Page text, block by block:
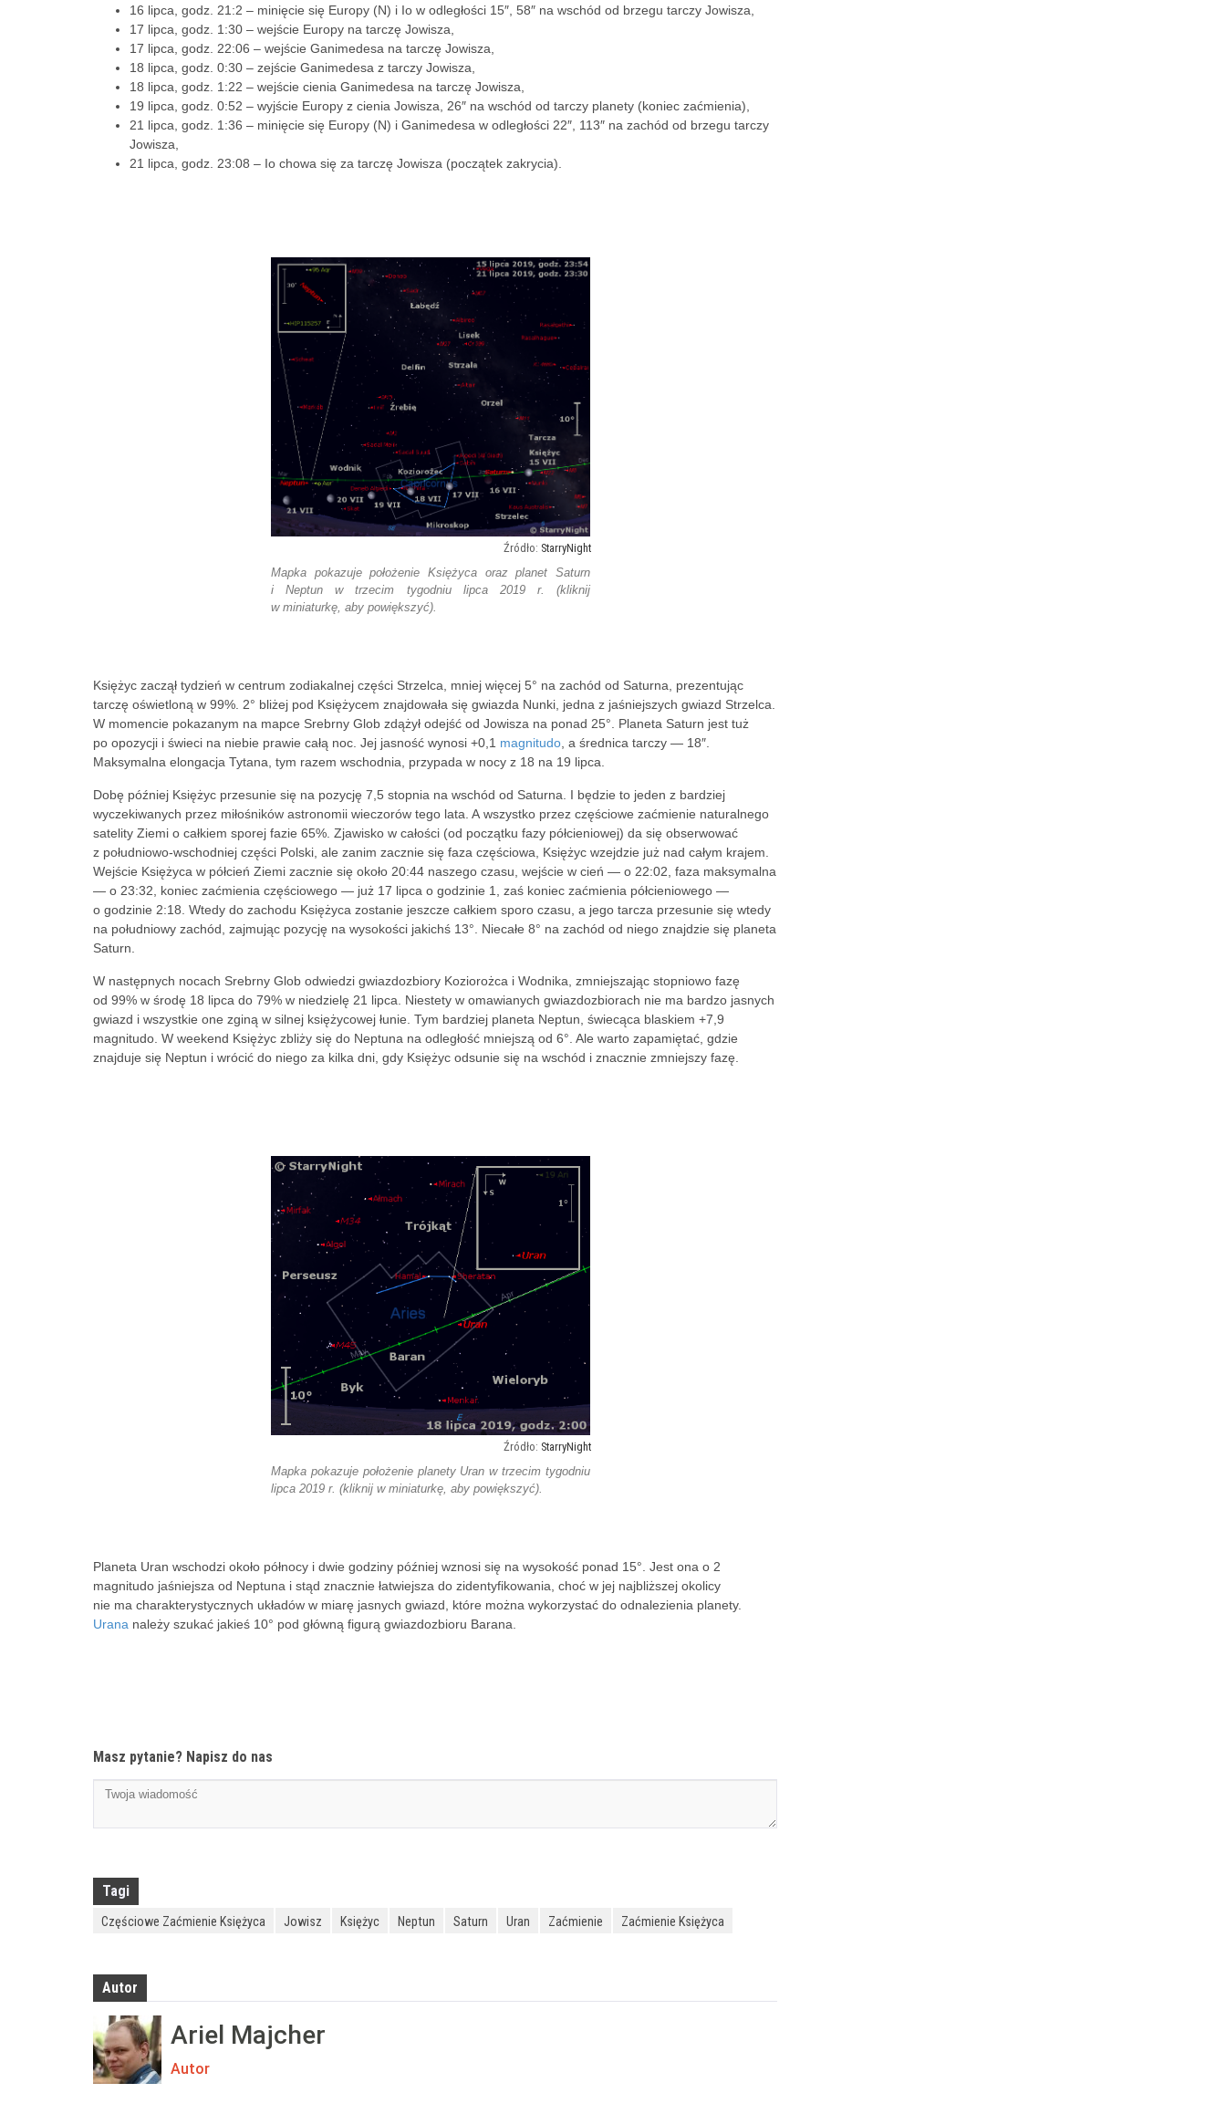
16 lipca, godz. 21:2 – minięcie się Europy (N) i Io w odległości 15″, 58″ na wschód od brzegu tarczy Jowisza,
17 lipca, godz. 1:30 – wejście Europy na tarczę Jowisza,
17 lipca, godz. 22:06 – wejście Ganimedesa na tarczę Jowisza,
18 lipca, godz. 0:30 – zejście Ganimedesa z tarczy Jowisza,
18 lipca, godz. 1:22 – wejście cienia Ganimedesa na tarczę Jowisza,
19 lipca, godz. 0:52 – wyjście Europy z cienia Jowisza, 26″ na wschód od tarczy planety (koniec zaćmienia),
21 lipca, godz. 1:36 – minięcie się Europy (N) i Ganimedesa w odległości 22″, 113″ na zachód od brzegu tarczy
Jowisza,
21 lipca, godz. 23:08 – Io chowa się za tarczę Jowisza (początek zakrycia).
StarryNight
Mapka pokazuje położenie Księżyca oraz planet Saturn
i Neptun w trzecim tygodniu lipca 2019 r. (kliknij
w miniaturkę, aby powiększyć).
Księżyc zaczął tydzień w centrum zodiakalnej części Strzelca, mniej więcej 5° na zachód od Saturna, prezentując
tarczę oświetloną w 99%. 2° bliżej pod Księżycem znajdowała się gwiazda Nunki, jedna z jaśniejszych gwiazd Strzelca.
W momencie pokazanym na mapce Srebrny Glob zdążył odejść od Jowisza na ponad 25°. Planeta Saturn jest tuż
po opozycji i świeci na niebie prawie całą noc. Jej jasność wynosi +0,1 magnitudo, a średnica tarczy — 18″.
Maksymalna elongacja Tytana, tym razem wschodnia, przypada w nocy z 18 na 19 lipca.
Dobę później Księżyc przesunie się na pozycję 7,5 stopnia na wschód od Saturna. I będzie to jeden z bardziej
wyczekiwanych przez miłośników astronomii wieczorów tego lata. A wszystko przez częściowe zaćmienie naturalnego
satelity Ziemi o całkiem sporej fazie 65%. Zjawisko w całości (od początku fazy półcieniowej) da się obserwować
z południowo-wschodniej części Polski, ale zanim zacznie się faza częściowa, Księżyc wzejdzie już nad całym krajem.
Wejście Księżyca w półcień Ziemi zacznie się około 20:44 naszego czasu, wejście w cień — o 22:02, faza maksymalna
— o 23:32, koniec zaćmienia częściowego — już 17 lipca o godzinie 1, zaś koniec zaćmienia półcieniowego —
o godzinie 2:18. Wtedy do zachodu Księżyca zostanie jeszcze całkiem sporo czasu, a jego tarcza przesunie się wtedy
na południowy zachód, zajmując pozycję na wysokości jakichś 13°. Niecałe 8° na zachód od niego znajdzie się planeta
Saturn.
W następnych nocach Srebrny Glob odwiedzi gwiazdozbiory Koziorożca i Wodnika, zmniejszając stopniowo fazę
od 99% w środę 18 lipca do 79% w niedzielę 21 lipca. Niestety w omawianych gwiazdozbiorach nie ma bardzo jasnych
gwiazd i wszystkie one zginą w silnej księżycowej łunie. Tym bardziej planeta Neptun, świecąca blaskiem +7,9
magnitudo. W weekend Księżyc zbliży się do Neptuna na odległość mniejszą od 6°. Ale warto zapamiętać, gdzie
znajduje się Neptun i wrócić do niego za kilka dni, gdy Księżyc odsunie się na wschód i znacznie zmniejszy fazę.
StarryNight
Mapka pokazuje położenie planety Uran w trzecim tygodniu
lipca 2019 r. (kliknij w miniaturkę, aby powiększyć).
Planeta Uran wschodzi około północy i dwie godziny później wznosi się na wysokość ponad 15°. Jest ona o 2
magnitudo jaśniejsza od Neptuna i stąd znacznie łatwiejsza do zidentyfikowania, choć w jej najbliższej okolicy
nie ma charakterystycznych układów w miarę jasnych gwiazd, które można wykorzystać do odnalezienia planety.
Urana należy szukać jakieś 10° pod główną figurą gwiazdozbioru Barana.
Masz pytanie? Napisz do nas
Tagi
Częściowe Zaćmienie Księżyca Jowisz Księżyc Neptun Saturn Uran Zaćmienie Zaćmienie Księżyca
Autor
Ariel Majcher
Autor